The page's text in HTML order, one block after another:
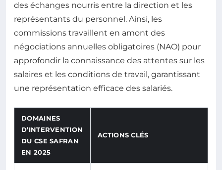
des échanges nourris entre la direction et les
représentants du personnel. Ainsi, les
commissions travaillent en amont des
négociations annuelles obligatoires (NAO) pour
approfondir la connaissance des attentes sur les
salaires et les conditions de travail, garantissant
une représentation efficace des salariés.
DOMAINES
D’INTERVENTION
DU CSE SAFRAN
EN 2025
ACTIONS CLÉS